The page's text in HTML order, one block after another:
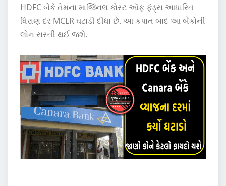
HDFC બેંકે તેમના માર્જિનલ કોસ્ટ ઑફ ફંડ્સ આધારિત
ધિરાણ દર MCLR ઘટાડી દીધા છે. આ કપાત બાદ આ બેંકોની
લોન સસ્તી થઈ જશે.